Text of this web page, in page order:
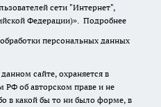
сети "Интернет",
Федерации)». Подробнее
персональных данных
сайте, охраняется в
РФ об авторском праве и не
в какой бы то ни было форме, в